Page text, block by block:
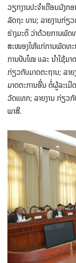
ວຽກງານປະຈຳເດືອນມັງ
ລັດຖະ ບານ; ລາຍງານກ່ຽ
ຮ່າງມະຕິ ວ່າດ້ວຍການພັ
ສະໜອງໃຫ້ແກ່ການພັດທະ
ການປັບໄໝ ແລະ ນຳໃຊ້ມ
ກ່ຽວກັບມາດຕະຖານ; ລາ
ມາດຕະການອື່ນ ຕໍ່ຜູ້ລະເ
ວັດແທກ; ລາຍງານ ກ່ຽວກັ
ພາສີ.